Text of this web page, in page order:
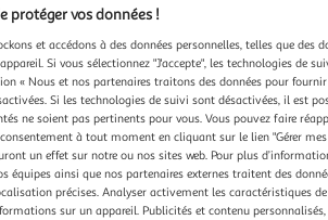
protéger vos données !
et accédons à des données personnelles, telles que des
Si vous sélectionnez "J'accepte", les technologies de
« Nous et nos partenaires traitons des données pour fournir
Si les technologies de suivi sont désactivées, il est
ne soient pas pertinents pour vous. Vous pouvez faire
à tout moment en cliquant sur le lien "Gérer mes
un effet sur notre ou nos sites web. Pour plus
équipes ainsi que nos partenaires externes traitent des
précises. Analyser activement les caractéristiques
sur un appareil. Publicités et contenu